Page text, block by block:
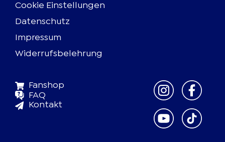
Cookie Einstellungen
Datenschutz
Impressum
Widerrufsbelehrung
Fanshop
FAQ
Kontakt